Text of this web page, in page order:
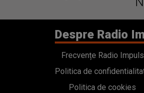
Despre Radio
Frecvențe Radio Impuls
Politica de
Politica de cookies